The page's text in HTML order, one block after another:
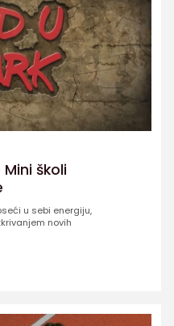
školi
u sebi energiju,
novih